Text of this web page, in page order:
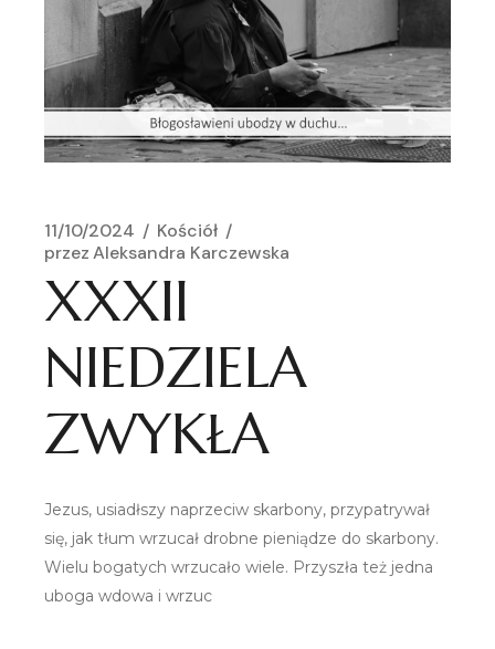
11/10/2024
Kościół
przez Aleksandra Karczewska
XXXII
NIEDZIELA
ZWYKŁA
Jezus, usiadłszy naprzeciw skarbony, przypatrywał
się, jak tłum wrzucał drobne pieniądze do skarbony.
Wielu bogatych wrzucało wiele. Przyszła też jedna
uboga wdowa i wrzuc